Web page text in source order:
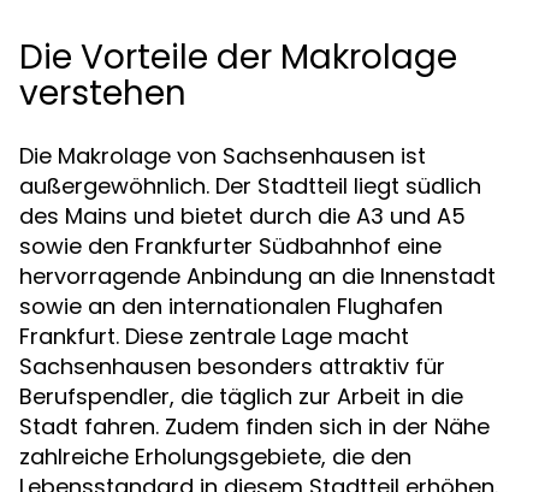
Die Vorteile der Makrolage
verstehen
Die Makrolage von Sachsenhausen ist
außergewöhnlich. Der Stadtteil liegt südlich
des Mains und bietet durch die A3 und A5
sowie den Frankfurter Südbahnhof eine
hervorragende Anbindung an die Innenstadt
sowie an den internationalen Flughafen
Frankfurt. Diese zentrale Lage macht
Sachsenhausen besonders attraktiv für
Berufspendler, die täglich zur Arbeit in die
Stadt fahren. Zudem finden sich in der Nähe
zahlreiche Erholungsgebiete, die den